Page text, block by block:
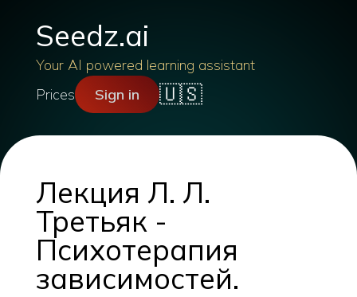
Seedz.ai
Your AI powered learning assistant
Prices
Sign in 🇺🇸
Лекция Л. Л.
Третьяк -
Психотерапия
зависимостей.